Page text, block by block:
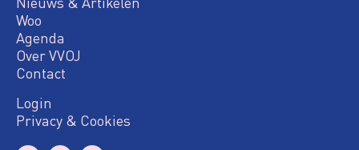
Woo
Agenda
Over VVOJ
Contact
Login
Privacy & Cookies